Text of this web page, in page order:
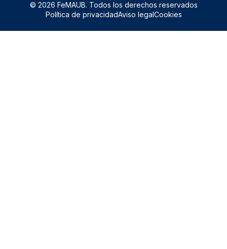
© 2026 FeMAUB. Todos los derechos reservados
Política de privacidadAviso legalCookies